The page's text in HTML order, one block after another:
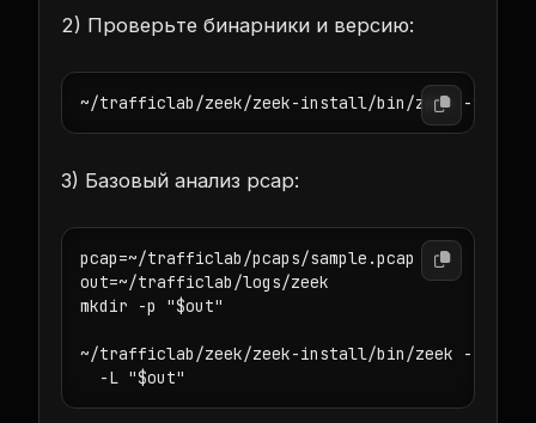
2) Проверьте бинарники и версию:
3) Базовый анализ pcap:
pcap=~/trafficlab/pcaps/sample.pcap
out=~/trafficlab/logs/zeek
mkdir -p "$out"
~/trafficlab/zeek/zeek-install/bin/zeek -r